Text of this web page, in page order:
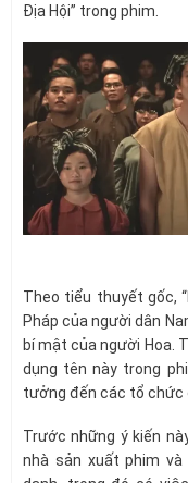
Địa Hội” trong phim.
Theo tiểu thuyết gốc,
Pháp của người dân
bí mật của người Hoa.
dụng tên này trong
tưởng đến các tổ chức
Trước những ý kiến
nhà sản xuất phim